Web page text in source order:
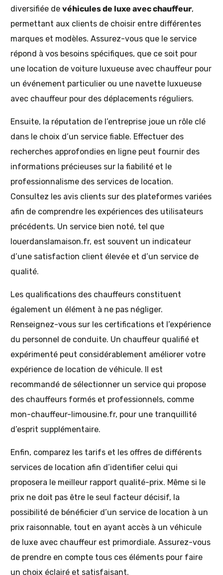
diversifiée devéhicules de luxe avec chauffeur,
permettant aux clients de choisir entre différentes
marques et modèles. Assurez-vous que le service
répond à vos besoins spécifiques, que ce soit pour
une location de voiture luxueuse avec chauffeur pour
un événement particulier ou une navette luxueuse
avec chauffeur pour des déplacements réguliers.
Ensuite, la réputation de l’entreprise joue un rôle clé
dans le choix d’un service fiable. Effectuer des
recherches approfondies en ligne peut fournir des
informations précieuses sur la fiabilité et le
professionnalisme des services de location.
Consultez les avis clients sur des plateformes variées
afin de comprendre les expériences des utilisateurs
précédents. Un service bien noté, tel que
louerdanslamaison.fr, est souvent un indicateur
d’une satisfaction client élevée et d’un service de
qualité.
Les qualifications des chauffeurs constituent
également un élément à ne pas négliger.
Renseignez-vous sur les certifications et l’expérience
du personnel de conduite. Un chauffeur qualifié et
expérimenté peut considérablement améliorer votre
expérience de location de véhicule. Il est
recommandé de sélectionner un service qui propose
des chauffeurs formés et professionnels, comme
mon-chauffeur-limousine.fr, pour une tranquillité
d’esprit supplémentaire.
Enfin, comparez les tarifs et les offres de différents
services de location afin d’identifier celui qui
proposera le meilleur rapport qualité-prix. Même si le
prix ne doit pas être le seul facteur décisif, la
possibilité de bénéficier d’un service de location à un
prix raisonnable, tout en ayant accès à un véhicule
de luxe avec chauffeur est primordiale. Assurez-vous
de prendre en compte tous ces éléments pour faire
un choix éclairé et satisfaisant.